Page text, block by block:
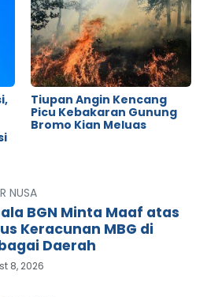
Tiupan Angin Kencang
Picu Kebakaran Gunung
Bromo Kian Meluas
NUSA
BGN Minta Maaf atas
Keracunan MBG di
Daerah
8, 2026